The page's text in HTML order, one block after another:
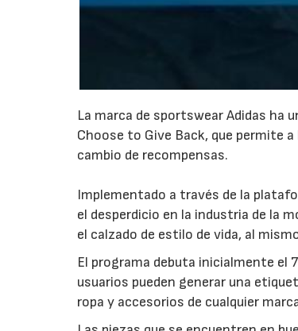
La marca de sportswear Adidas ha
Choose to Give Back, que permite
cambio de recompensas.
Implementado a través de la
el desperdicio en la industria de la
el calzado de estilo de vida, al
El programa debuta inicialmente el
usuarios pueden generar una
ropa y accesorios de cualquier